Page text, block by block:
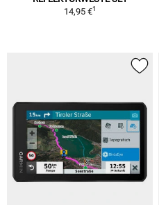
14,95 €1